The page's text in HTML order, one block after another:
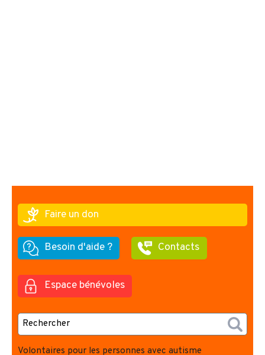
Faire un don
Besoin d'aide ? Contacts
Espace bénévoles
Volontaires pour les personnes avec autisme